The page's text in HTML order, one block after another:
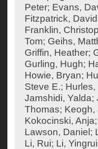
Peter; Evans,
Fitzpatrick,
Franklin,
Tom; Geihs,
Griffin, Heather;
Gurling, Hugh;
Howie, Bryan;
Steve E.; Hurles,
Jamshidi, Yalda;
Thomas; Keogh,
Kokocinski, Anja;
Lawson, Daniel ;
Li, Rui; Li, Yingrui